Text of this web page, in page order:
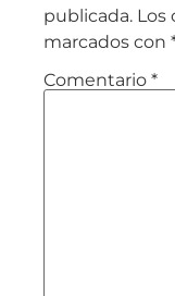
publicada. Los
marcados con
Comentario *